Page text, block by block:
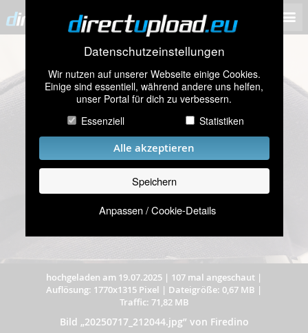
Datenschutzeinstellungen
Wir nutzen auf unserer Webseite einige Cookies.
Einige sind essentiell, während andere uns helfen,
unser Portal für dich zu verbessern.
Essenziell
Statistiken
Alle akzeptieren
Speichern
Anpassen / Cookie-Details
hochgeladen am 19.07.2025 | 107 mal angeschaut |
Auflösung: 1770x1315 Pixel | Dateigröße: 0,67 MB |
Traffic: 71,82 MB
Bild „20250717_212044.jpg” von Firedino